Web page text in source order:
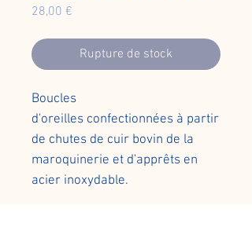
28,00 €
Rupture de stock
Boucles
d'oreilles confectionnées à partir
de chutes de cuir bovin de la
maroquinerie et d'apprêts en
acier inoxydable.